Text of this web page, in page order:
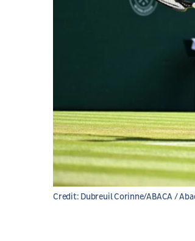
Credit: Dubreuil Corinne/ABACA /